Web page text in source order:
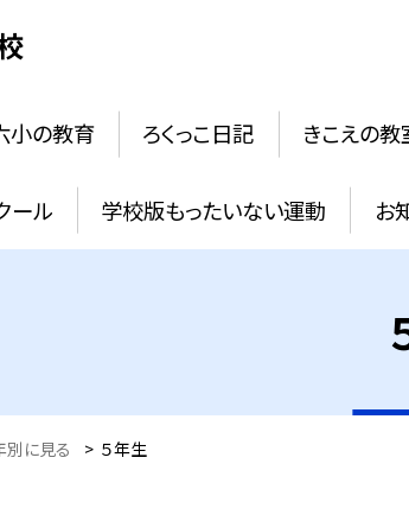
小の教育 ろくっこ日記 きこえの
ール 学校版もったいない運動 お
別に見る > ５年生